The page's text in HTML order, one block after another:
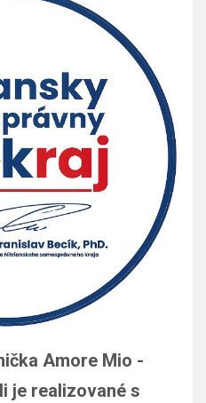
Amore Mio -
je realizované s